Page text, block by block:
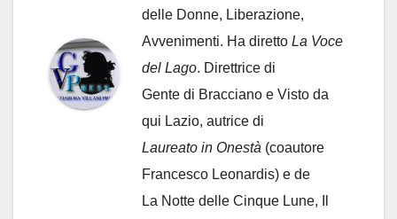
delle Donne, Liberazione,
Avvenimenti. Ha diretto La Voce
del Lago. Direttrice di
Gente di Bracciano e Visto da
qui Lazio, autrice di
Laureato in Onestà (coautore
Francesco Leonardis) e de
La Notte delle Cinque Lune, Il